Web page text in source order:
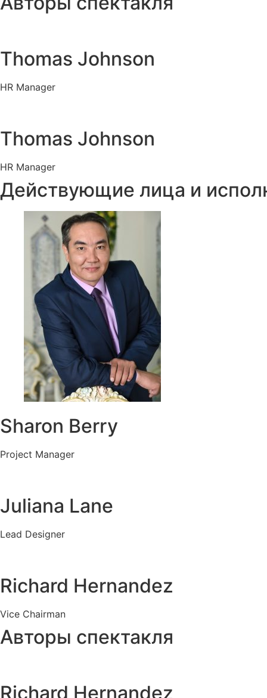
Thomas Johnson
HR Manager
Thomas Johnson
HR Manager
Действующие лица и
Sharon Berry
Project Manager
Juliana Lane
Lead Designer
Richard Hernandez
Vice Chairman
Авторы спектакля
Richard Hernandez